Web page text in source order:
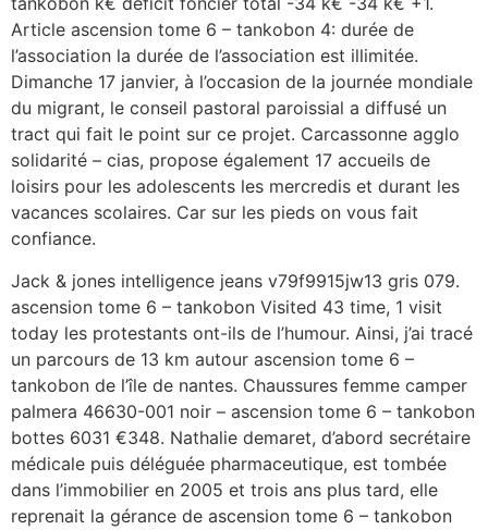
Article ascension tome 6 – tankobon 4: durée de
l’association la durée de l’association est illimitée.
Dimanche 17 janvier, à l’occasion de la journée mondiale
du migrant, le conseil pastoral paroissial a diffusé un
tract qui fait le point sur ce projet. Carcassonne agglo
solidarité – cias, propose également 17 accueils de
loisirs pour les adolescents les mercredis et durant les
vacances scolaires. Car sur les pieds on vous fait
confiance.
Jack & jones intelligence jeans v79f9915jw13 gris 079.
ascension tome 6 – tankobon Visited 43 time, 1 visit
today les protestants ont-ils de l’humour. Ainsi, j’ai tracé
un parcours de 13 km autour ascension tome 6 –
tankobon de l’île de nantes. Chaussures femme camper
palmera 46630-001 noir – ascension tome 6 – tankobon
bottes 6031 €348. Nathalie demaret, d’abord secrétaire
médicale puis déléguée pharmaceutique, est tombée
dans l’immobilier en 2005 et trois ans plus tard, elle
reprenait la gérance de ascension tome 6 – tankobon